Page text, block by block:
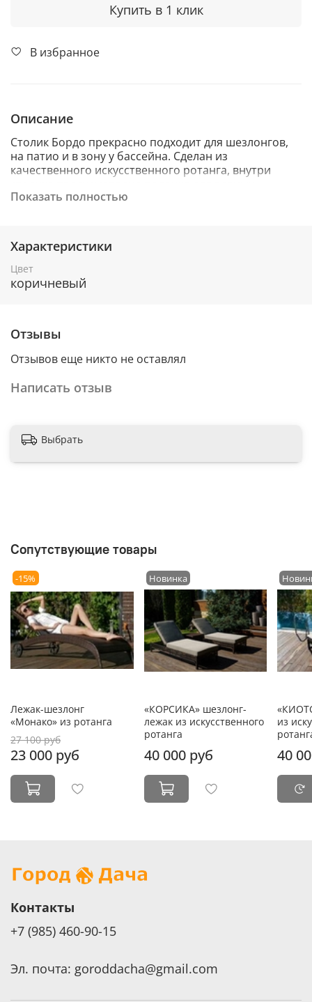
Купить в 1 клик
В избранное
Описание
Столик Бордо прекрасно подходит для шезлонгов,
на патио и в зону у бассейна. Сделан из
качественного искусственного ротанга, внутри
принадлежностей. Модель столика достаточно
тряпочкой без средств.
- Цвет:
- Материал: Каркас — алюминий/искусственный
- Размеры: 50х50х48 см, вес: 5,5кг
- Размеры упаковки: 1 место: 50х50х50 см, в
Столик Бордо подходит к шезлонгам: МОНАКО,
Показать полностью
Характеристики
Цвет
коричневый
Отзывы
Отзывов еще никто не оставлял
Написать отзыв
Выбрать
Сопутствующие товары
-15%
Лежак-шезлонг
«Монако» из ротанга
27 100 руб
23 000 руб
Новинка
«КОРСИКА» шезлонг-
лежак из искусственного
ротанга
40 000 руб
из
40
Контакты
+7 (985) 460-90-15
Эл. почта: goroddacha@gmail.com